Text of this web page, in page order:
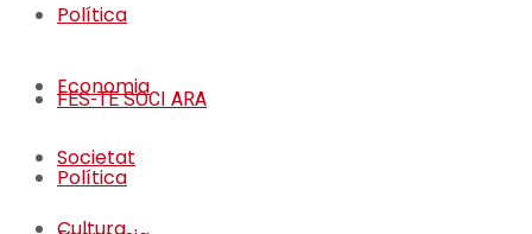
Política
Economia
Societat
FES-TE SOCI ARA
Política